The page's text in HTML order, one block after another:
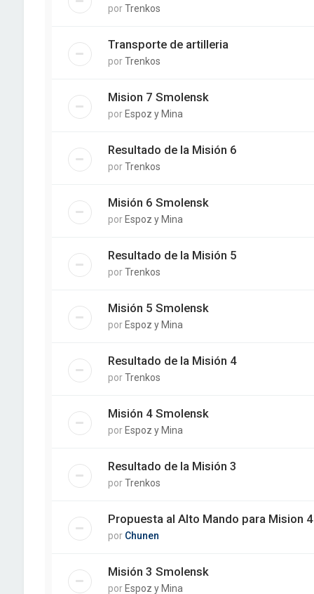
porTrenkos
Transporte de artilleria
porTrenkos
Mision 7 Smolensk
por Espoz y Mina
Resultado de la Misión 6
porTrenkos
Misión 6 Smolensk
por Espoz y Mina
Resultado de la Misión 5
porTrenkos
Misión 5 Smolensk
por Espoz y Mina
Resultado de la Misión 4
porTrenkos
Misión 4 Smolensk
por Espoz y Mina
Resultado de la Misión 3
porTrenkos
Propuesta al Alto Mando para Mision
por Chunen
Misión 3 Smolensk
por Espoz y Mina